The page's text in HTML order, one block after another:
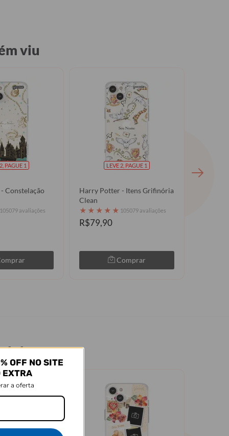
viu
PAGUE 1
Constelação
105079 avaliações
LEVE 2, PAGUE 1
Harry Potter - Itens Grifinória
Clean
★ ★ ★ ★ ★ 105079 avaliações
R$79,90
Comprar
OFF NO SITE
EXTRA
a oferta